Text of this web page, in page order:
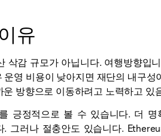
유
삭감 규모가 아닙니다. 여행방향입
영 비용이 낮아지면 재단의 내구
방향으로 이동하려고 노력하고 있
긍정적으로 볼 수 있습니다. 더
그러나 절충안도 있습니다.